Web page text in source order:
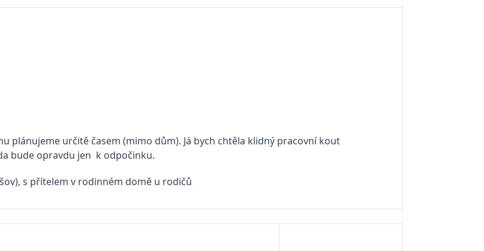
plánujeme určitě časem (mimo dům). Já bych chtěla klidný pracovní kout
bude opravdu jen k odpočinku.
s přítelem v rodinném domě u rodičů